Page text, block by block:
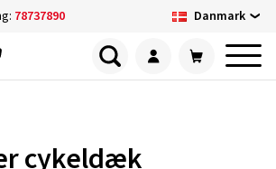
78737890 Danmark
cykeldæk